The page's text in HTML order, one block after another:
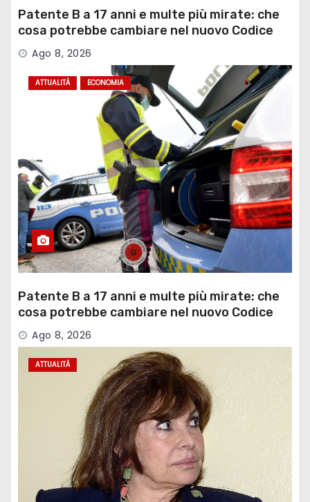
Patente B a 17 anni e multe più mirate: che
cosa potrebbe cambiare nel nuovo Codice
della Strada
Ago 8, 2026
ATTUALITÀ ECONOMIA
Patente B a 17 anni e multe più mirate: che
cosa potrebbe cambiare nel nuovo Codice
della Strada
Ago 8, 2026
ATTUALITÀ